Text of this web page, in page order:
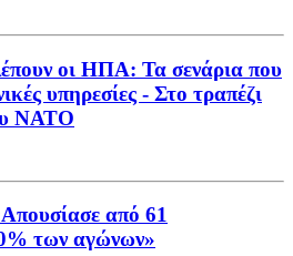
οι ΗΠΑ: Τα σενάρια που
υπηρεσίες - Στο τραπέζι
ΝΑΤΟ
από 61
των αγώνων»